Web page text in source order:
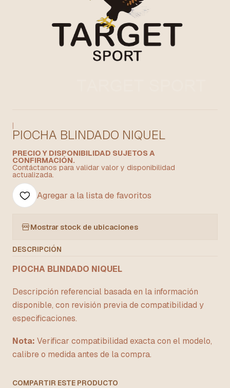
|
PIOCHA BLINDADO NIQUEL
PRECIO Y DISPONIBILIDAD SUJETOS A
CONFIRMACIÓN.
Contáctanos para validar valor y disponibilidad
actualizada.
Agregar a la lista de favoritos
Mostrar stock de ubicaciones
DESCRIPCIÓN
PIOCHA BLINDADO NIQUEL
Descripción referencial basada en la información
disponible, con revisión previa de compatibilidad y
especificaciones.
Nota: Verificar compatibilidad exacta con el modelo,
calibre o medida antes de la compra.
COMPARTIR ESTE PRODUCTO